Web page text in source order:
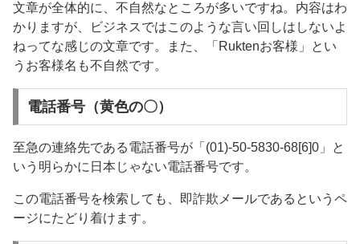
文章が全体的に、不自然なところが多いですね。内容はわ
かりますが、ビジネスではこのような言い回しはしないよ
ねってな感じの文章です。また、「Ruktenお客様」とい
うお客様名も不自然です。
電話番号（黄色の〇）
至急の連絡先である電話番号が「(01)-50-5830-68[6]0」と
いう明らかに日本じゃない電話番号です。
この電話番号を検索しても、即詐欺メールであるというペ
ージにたどり着けます。